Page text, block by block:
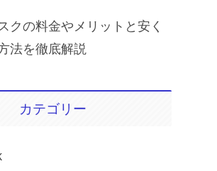
クの料金やメリットと安く
法を徹底解説
カテゴリー